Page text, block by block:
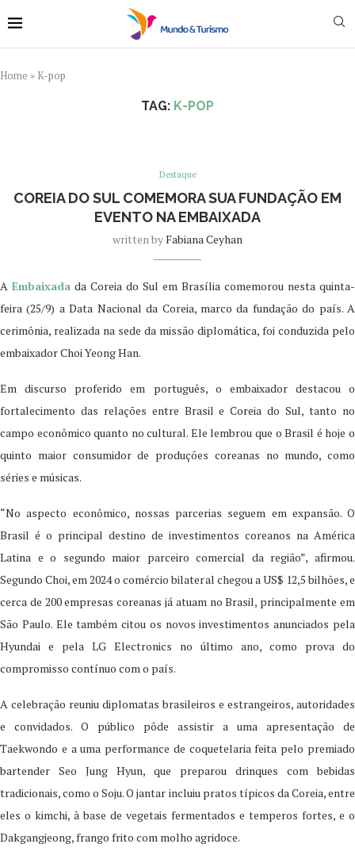
Home » K-pop
TAG: K-POP
Destaque
COREIA DO SUL COMEMORA SUA FUNDAÇÃO EM
EVENTO NA EMBAIXADA
written byFabiana Ceyhan
A Embaixada da Coreia do Sul em Brasília comemorou nesta quinta-
feira (25/9) a Data Nacional da Coreia, marco da fundação do país. A
cerimônia, realizada na sede da missão diplomática, foi conduzida pelo
embaixador Choi Yeong Han.
Em discurso proferido em português, o embaixador destacou o
fortalecimento das relações entre Brasil e Coreia do Sul, tanto no
campo econômico quanto no cultural. Ele lembrou que o Brasil é hoje o
quinto maior consumidor de produções coreanas no mundo, como
séries e músicas.
“No aspecto econômico, nossas parcerias seguem em expansão. O
Brasil é o principal destino de investimentos coreanos na América
Latina e o segundo maior parceiro comercial da região”, afirmou.
Segundo Choi, em 2024 o comércio bilateral chegou a US$ 12,5 bilhões, e
cerca de 200 empresas coreanas já atuam no Brasil, principalmente em
São Paulo. Ele também citou os novos investimentos anunciados pela
Hyundai e pela LG Electronics no último ano, como prova do
compromisso contínuo com o país.
A celebração reuniu diplomatas brasileiros e estrangeiros, autoridades
e convidados. O público pôde assistir a uma apresentação de
Taekwondo e a uma performance de coquetelaria feita pelo premiado
bartender Seo Jung Hyun, que preparou drinques com bebidas
tradicionais, como o Soju. O jantar incluiu pratos típicos da Coreia, entre
eles o kimchi, à base de vegetais fermentados e temperos fortes, e o
Dakgangjeong, frango frito com molho agridoce.